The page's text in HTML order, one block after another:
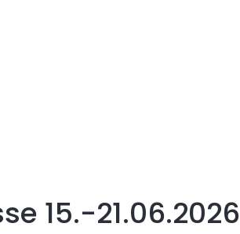
15.-21.06.2026